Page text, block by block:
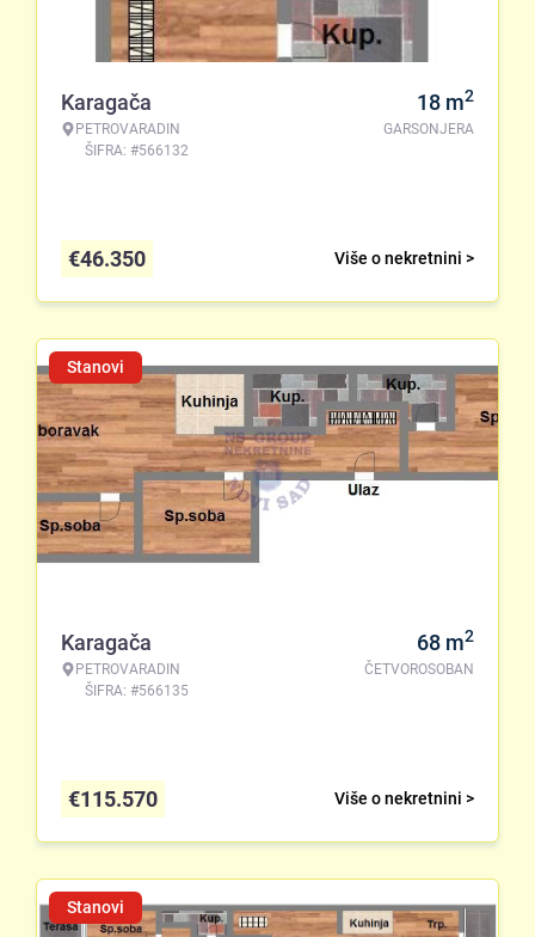
Karagača
PETROVARADIN
ŠIFRA: #566132
18 m2
GARSONJERA
Više o nekretnini >
€46.350
Stanovi
Karagača
PETROVARADIN
ŠIFRA: #566135
68 m2
ČETVOROSOBAN
Više o nekretnini >
€115.570
Stanovi